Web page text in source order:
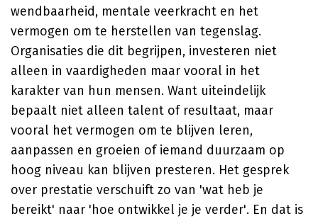
wendbaarheid, mentale veerkracht en het
vermogen om te herstellen van tegenslag.
Organisaties die dit begrijpen, investeren niet
alleen in vaardigheden maar vooral in het
karakter van hun mensen. Want uiteindelijk
bepaalt niet alleen talent of resultaat, maar
vooral het vermogen om te blijven leren,
aanpassen en groeien of iemand duurzaam op
hoog niveau kan blijven presteren. Het gesprek
over prestatie verschuift zo van 'wat heb je
bereikt' naar 'hoe ontwikkel je je verder'. En dat is